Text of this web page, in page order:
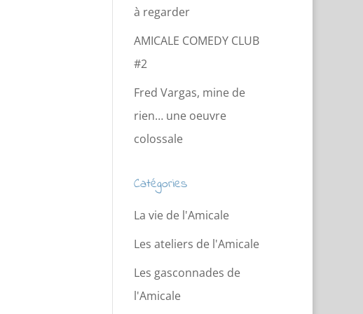
à regarder
AMICALE COMEDY CLUB
#2
Fred Vargas, mine de
rien… une oeuvre
colossale
Catégories
La vie de l'Amicale
Les ateliers de l'Amicale
Les gasconnades de
l'Amicale